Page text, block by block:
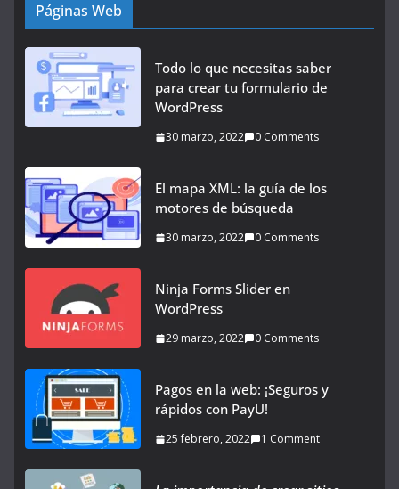
Páginas Web
Todo lo que necesitas saber
para crear tu formulario de
WordPress
30 marzo, 2022 0 Comments
El mapa XML: la guía de los
motores de búsqueda
30 marzo, 2022 0 Comments
Ninja Forms Slider en
WordPress
29 marzo, 2022 0 Comments
Pagos en la web: ¡Seguros y
rápidos con PayU!
25 febrero, 2022 1 Comment